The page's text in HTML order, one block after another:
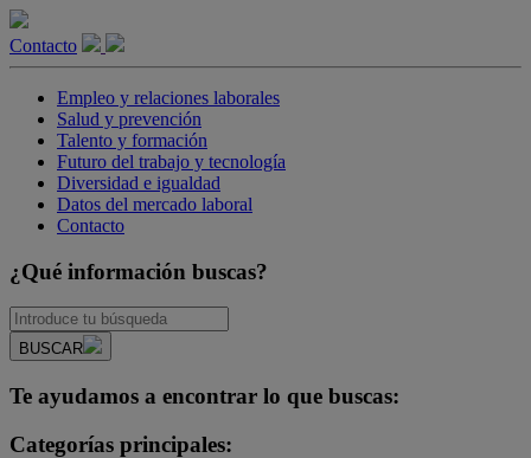
Contacto
Empleo y relaciones laborales
Salud y prevención
Talento y formación
Futuro del trabajo y tecnología
Diversidad e igualdad
Datos del mercado laboral
Contacto
¿Qué información buscas?
BUSCAR
Te ayudamos a encontrar lo que buscas:
Categorías principales: